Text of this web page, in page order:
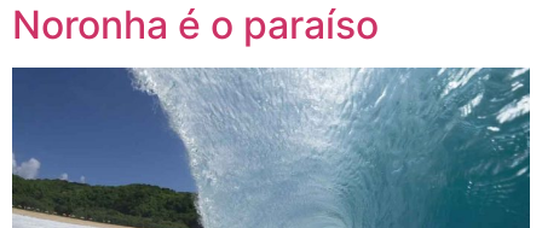
Noronha é o paraíso